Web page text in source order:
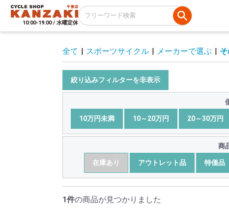
10:00-19:00 / 水曜定休
全て | スポーツサイクル | メーカーで選ぶ |
絞り込みフィルターを非表示
10万円未満 10～20万円 20～30万円
商
在庫あり アウトレット品 特価品
1件の商品が見つかりました